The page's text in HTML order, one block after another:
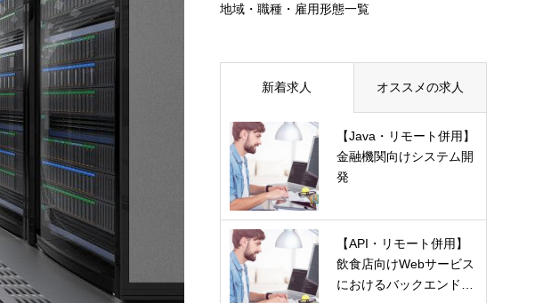
地域・職種・雇用形態一覧
新着求人 オススメの求人
【Java・リモート併用】
金融機関向けシステム開
発
【API・リモート併用】
飲食店向けWebサービス
におけるバックエンド…